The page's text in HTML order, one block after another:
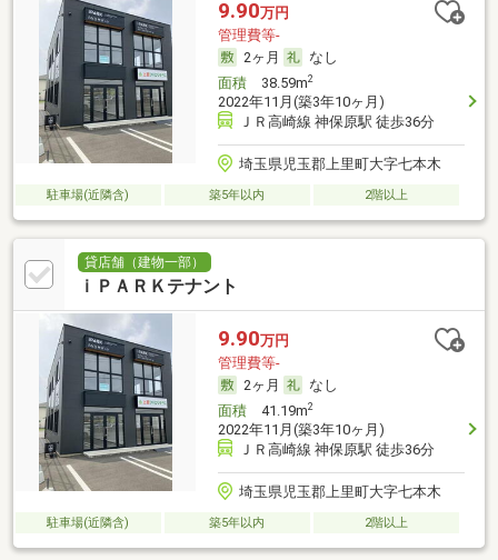
9.90万円
管理費等-
2ヶ月
なし
面積38.59m2
2022年11月(築3年10ヶ月)
ＪＲ高崎線 神保原駅 徒歩36分
埼玉県児玉郡上里町大字七本木
駐車場(近隣含) 築5年以内 2階以上
貸店舗（建物一部）
ｉＰＡＲＫテナント
9.90万円
管理費等-
2ヶ月
なし
面積41.19m2
2022年11月(築3年10ヶ月)
ＪＲ高崎線 神保原駅 徒歩36分
埼玉県児玉郡上里町大字七本木
駐車場(近隣含) 築5年以内 2階以上